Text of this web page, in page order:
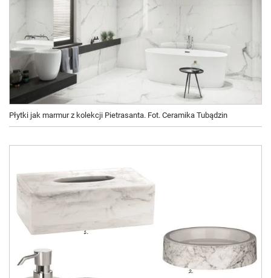
Płytki jak marmur z kolekcji Pietrasanta. Fot. Ceramika Tubądzin